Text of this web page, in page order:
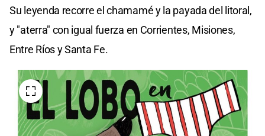
Su leyenda recorre el chamamé y la payada del litoral,
y "aterra" con igual fuerza en Corrientes, Misiones,
Entre Ríos y Santa Fe.